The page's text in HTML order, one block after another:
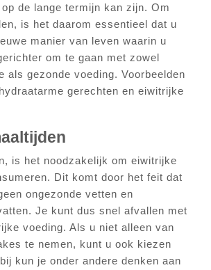
de lange termijn kan zijn. Om
is het daarom essentieel dat u
manier van leven waarin u
om te gaan met zowel
als gezonde voeding. Voorbeelden
gerechten en eiwitrijke
is het noodzakelijk om eiwitrijke
Dit komt door het feit dat
ongezonde vetten en
Je kunt dus snel afvallen met
voeding. Als u niet alleen van
te nemen, kunt u ook kiezen
kun je onder andere denken aan